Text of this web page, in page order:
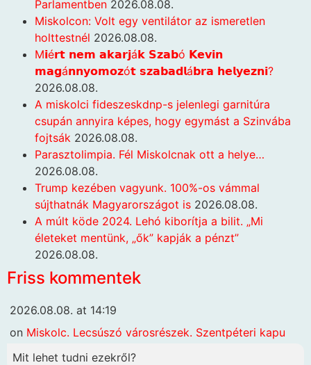
Parlamentben 2026.08.08.
Miskolcon: Volt egy ventilátor az ismeretlen
holttestnél 2026.08.08.
M𝗶é𝗿𝘁 𝗻𝗲𝗺 𝗮𝗸𝗮𝗿𝗷á𝗸 𝗦𝘇𝗮𝗯ó 𝗞𝗲𝘃𝗶𝗻
𝗺𝗮𝗴á𝗻𝗻𝘆𝗼𝗺𝗼𝘇ó𝘁 𝘀𝘇𝗮𝗯𝗮𝗱𝗹á𝗯𝗿𝗮 𝗵𝗲𝗹𝘆𝗲𝘇𝗻𝗶?
2026.08.08.
A miskolci fideszeskdnp-s jelenlegi garnitúra
csupán annyira képes, hogy egymást a Szinvába
fojtsák 2026.08.08.
Parasztolimpia. Fél Miskolcnak ott a helye…
2026.08.08.
Trump kezében vagyunk. 100%-os vámmal
sújthatnák Magyarországot is 2026.08.08.
A múlt köde 2024. Lehó kiborítja a bilit. „Mi
életeket mentünk, „ők” kapják a pénzt”
2026.08.08.
Friss kommentek
2026.08.08. at 14:19
on Miskolc. Lecsúszó városrészek. Szentpéteri kapu
Mit lehet tudni ezekről?